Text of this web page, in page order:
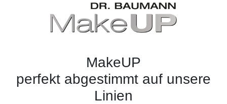
MakeUP
perfekt abgestimmt auf unsere
Linien